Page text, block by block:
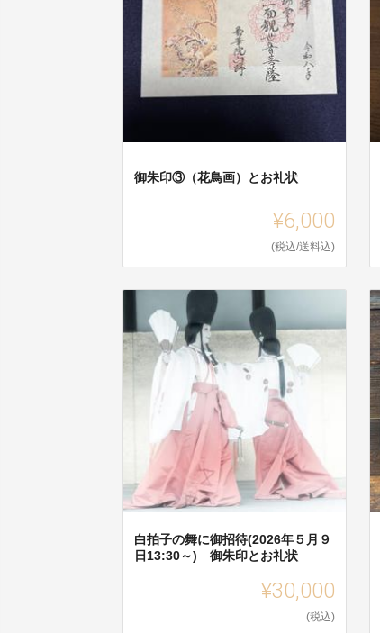
御朱印③（花鳥画）とお礼状
¥6,000
(税込/送料込)
白拍子の舞に御招待(2026年５月９
日13:30～) 御朱印とお礼状
¥30,000
(税込)